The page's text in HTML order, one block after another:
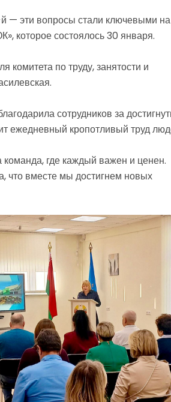
— эти вопросы стали ключевыми на
которое состоялось 30 января.
комитета по труду, занятости и
сотрудников за
ежедневный кропотливый труд
где каждый важен и ценен.
что вместе мы достигнем новых